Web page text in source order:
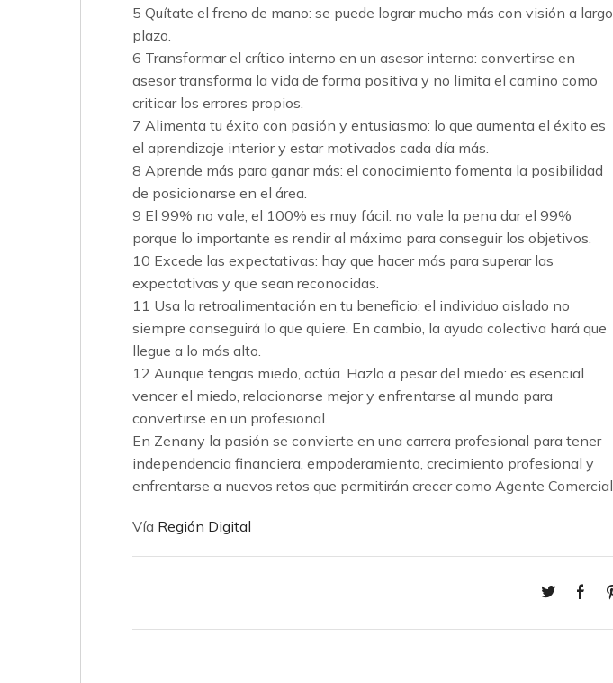
5 Quítate el freno de mano: se puede lograr mucho más con visión a largo
plazo.
6 Transformar el crítico interno en un asesor interno: convertirse en
asesor transforma la vida de forma positiva y no limita el camino como
criticar los errores propios.
7 Alimenta tu éxito con pasión y entusiasmo: lo que aumenta el éxito es
el aprendizaje interior y estar motivados cada día más.
8 Aprende más para ganar más: el conocimiento fomenta la posibilidad
de posicionarse en el área.
9 El 99% no vale, el 100% es muy fácil: no vale la pena dar el 99%
porque lo importante es rendir al máximo para conseguir los objetivos.
10 Excede las expectativas: hay que hacer más para superar las
expectativas y que sean reconocidas.
11 Usa la retroalimentación en tu beneficio: el individuo aislado no
siempre conseguirá lo que quiere. En cambio, la ayuda colectiva hará que
llegue a lo más alto.
12 Aunque tengas miedo, actúa. Hazlo a pesar del miedo: es esencial
vencer el miedo, relacionarse mejor y enfrentarse al mundo para
convertirse en un profesional.
En Zenany la pasión se convierte en una carrera profesional para tener
independencia financiera, empoderamiento, crecimiento profesional y
enfrentarse a nuevos retos que permitirán crecer como Agente Comercial.
Vía Región Digital